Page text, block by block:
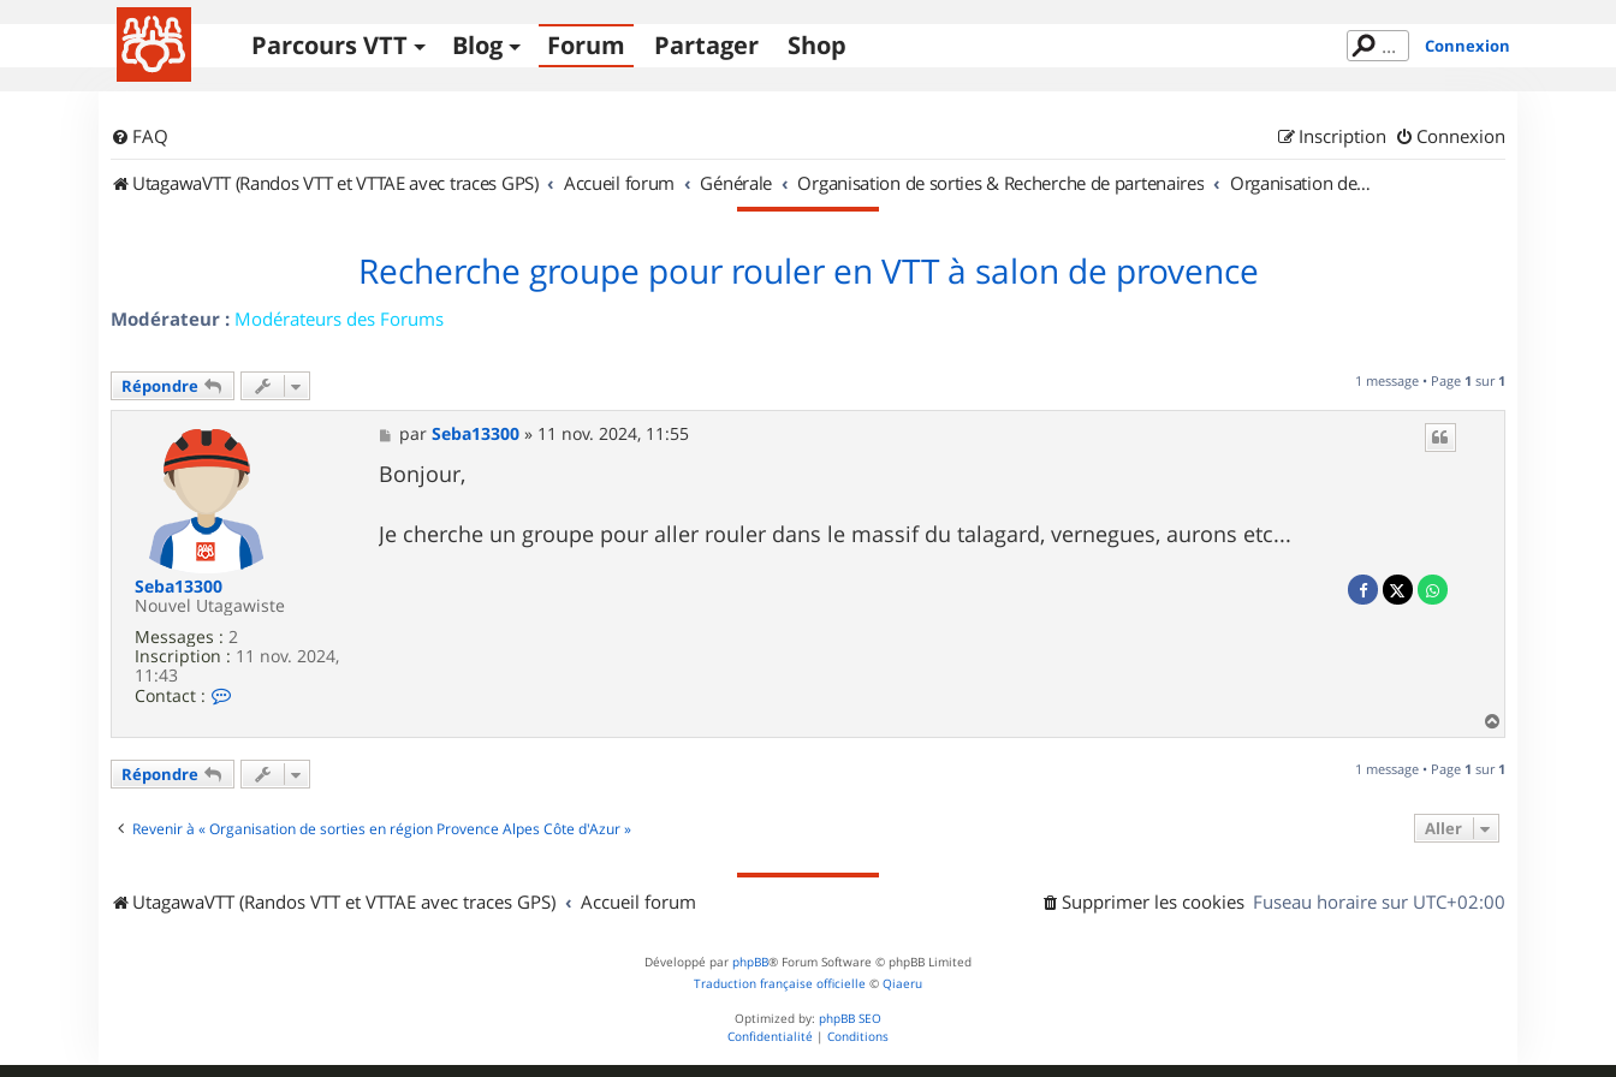
Parcours VTT Blog Forum Partager Shop Connexion
FAQ Connexion
Inscription
UtagawaVTT (Randos VTT et VTTAE avec traces GPS)
Accueil forum Générale Organisation de sorties & Recherche de partenaires Organisation de sorties en région Provence Alpes Côte d'Azur
Recherche groupe pour rouler en VTT à salon de provence
Modérateur : Modérateurs des Forums
Répondre 1 message • Page 1 sur 1
Seba13300
Nouvel Utagawiste
Messages : 2
Inscription : 11 nov. 2024,
11:43
Contact :
c
e
b
M
e
s
s
g
e
parSeba13300 » 11 nov. 2024, 11:55
Bonjour,
Je cherche un groupe pour aller rouler dans le massif du talagard, vernegues, aurons etc...
a
t
Répondre 1 message • Page 1 sur 1
Revenir à « Organisation de sorties en région Provence Alpes Côte d'Azur » Aller
UtagawaVTT (Randos VTT et VTTAE avec traces GPS) Accueil forum Fuseau horaire sur UTC+02:00
Supprimer les cookies
Développé par phpBB® Forum Software © phpBB Limited
Traduction française officielle © Qiaeru
Optimized by: phpBB SEO
Confidentialité | Conditions